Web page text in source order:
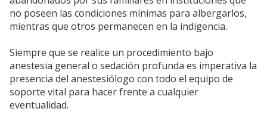
no poseen las condiciones mínimas para albergarlos,
mientras que otros permanecen en la indigencia.
Siempre que se realice un procedimiento bajo
anestesia general o sedación profunda es imperativa la
presencia del anestesiólogo con todo el equipo de
soporte vital para hacer frente a cualquier
eventualidad.